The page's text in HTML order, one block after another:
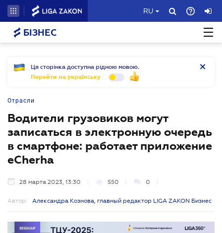
RU
БІЗНЕС
Ця сторінка доступна рідною мовою.
Перейти на українську
Отрасли
Водители грузовиков могут
записаться в электронную очередь
в смартфоне: работает приложение
eCherha
28 марта 2023, 13:30 550 0
Автор: Александра Кознова, главный редактор LIGA ZAKON Бизнес